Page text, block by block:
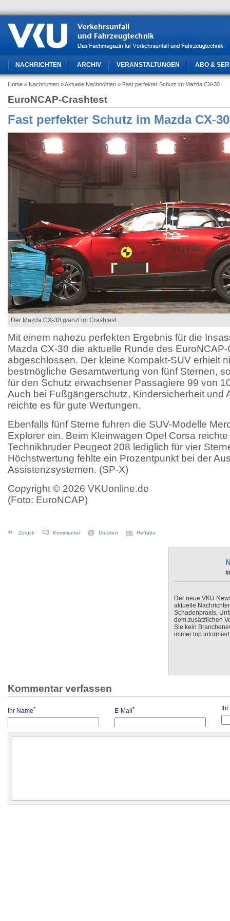
NACHRICHTEN ARCHIV VERANSTALTUNGEN ABO &
Home » Nachrichten » Aktuelle Nachrichten » Fast perfekter Schutz im Mazda CX-30
EuroNCAP-Crashtest
Fast perfekter Schutz im Mazda CX-30
Der Mazda CX-30 glänzt im Crashtest.
Mit einem nahezu perfekten Ergebnis für die
Mazda CX-30 die aktuelle Runde des
abgeschlossen. Der kleine Kompakt-SUV erhielt
bestmögliche Gesamtwertung von fünf Sternen,
für den Schutz erwachsener Passagiere 99 von
Auch bei Fußgängerschutz, Kindersicherheit und
reichte es für gute Wertungen.
Ebenfalls fünf Sterne fuhren die SUV-Modelle
Explorer ein. Beim Kleinwagen Opel Corsa
Technikbruder Peugeot 208 lediglich für vier
Höchstwertung fehlte ein Prozentpunkt bei der
Assistenzsystemen. (SP-X)
Copyright © 2026 VKUonline.de
(Foto: EuroNCAP)
Zurück Kommentar Drucken Heftabo
Der neue VKU
aktuelle
Schadenpraxis,
dem zusätzlichen
Sie kein
immer top
Kommentar verfassen
Ihr Name* E-Mail* Ihr